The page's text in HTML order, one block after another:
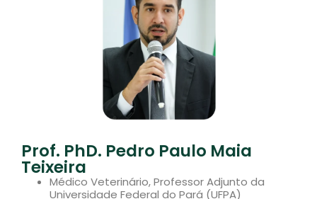
Prof. PhD. Pedro Paulo Maia
Teixeira
Médico Veterinário, Professor Adjunto da
Universidade Federal do Pará (UFPA)